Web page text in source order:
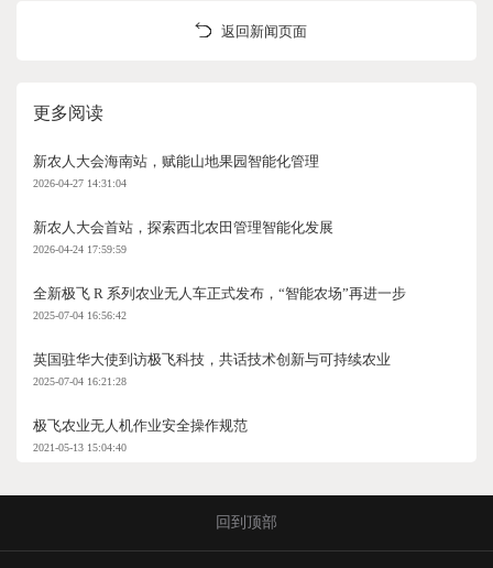
返回新闻页面
更多阅读
新农人大会海南站，赋能山地果园智能化管理
2026-04-27 14:31:04
新农人大会首站，探索西北农田管理智能化发展
2026-04-24 17:59:59
全新极飞 R 系列农业无人车正式发布，“智能农场”再进一步
2025-07-04 16:56:42
英国驻华大使到访极飞科技，共话技术创新与可持续农业
2025-07-04 16:21:28
极飞农业无人机作业安全操作规范
2021-05-13 15:04:40
回到顶部